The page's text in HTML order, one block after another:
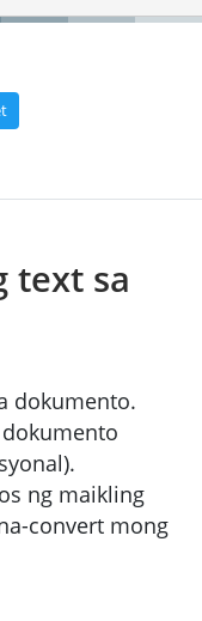
text sa
dokumento.
ng maikling
convert mong